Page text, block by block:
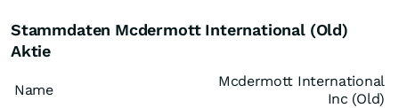
Stammdaten Mcdermott International (Old)
Aktie
Name
Mcdermott International
Inc (Old)